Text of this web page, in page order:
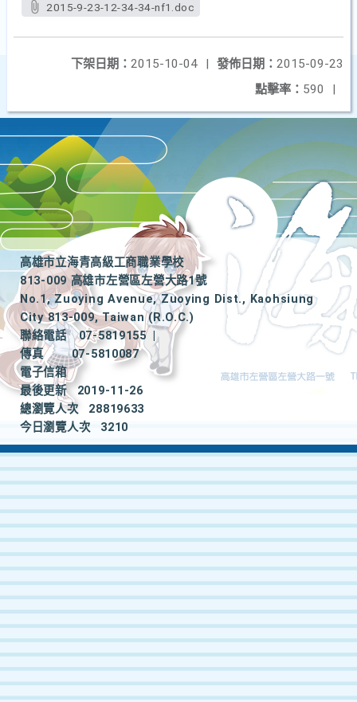
2015-9-23-12-34-34-nf1.doc
發佈日期： 2015-09-23
下架日期： 2015-10-04
|
點擊率： 590 |
高雄市立海青高級工商職業學校
813-009 高雄市左營區左營大路1號
No.1, Zuoying Avenue, Zuoying Dist., Kaohsiung
City 813-009, Taiwan (R.O.C.)
聯絡電話
07-5819155
|
傳真
07-5810087
電子信箱
最後更新
2019-11-26
總瀏覽人次
28819633
今日瀏覽人次
3210